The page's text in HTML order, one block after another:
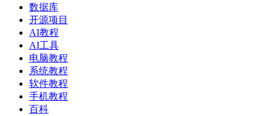
数据库
开源项目
AI教程
AI工具
电脑教程
系统教程
软件教程
手机教程
百科